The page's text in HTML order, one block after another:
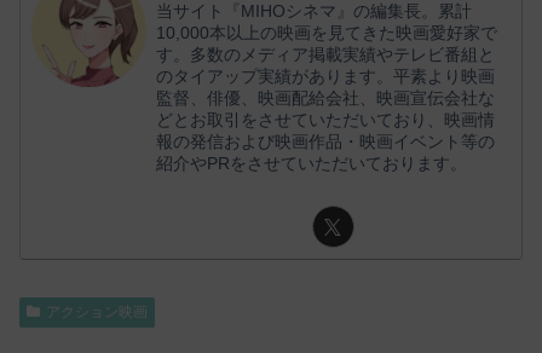
当サイト『MIHOシネマ』の編集長。累計
10,000本以上の映画を見てきた映画愛好家で
す。多数のメディア掲載実績やテレビ番組と
のタイアップ実績があります。平素より映画
監督、俳優、映画配給会社、映画宣伝会社な
どとお取引をさせていただいており、映画情
報の発信および映画作品・映画イベント等の
紹介やPRをさせていただいております。
アクション映画